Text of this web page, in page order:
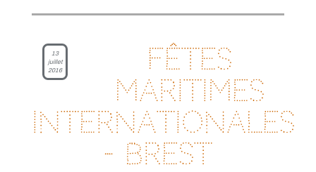
13
juillet
2016
Fêtes
maritimes
internationales
- Brest